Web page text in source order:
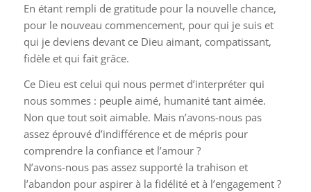
En étant rempli de gratitude pour la nouvelle chance,
pour le nouveau commencement, pour qui je suis et
qui je deviens devant ce Dieu aimant, compatissant,
fidèle et qui fait grâce.
Ce Dieu est celui qui nous permet d’interpréter qui
nous sommes : peuple aimé, humanité tant aimée.
Non que tout soit aimable. Mais n’avons-nous pas
assez éprouvé d’indifférence et de mépris pour
comprendre la confiance et l’amour ?
N’avons-nous pas assez supporté la trahison et
l’abandon pour aspirer à la fidélité et à l’engagement ?